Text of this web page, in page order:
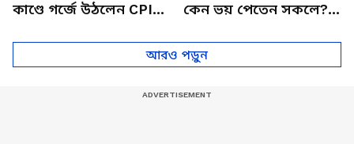
কাণ্ডে গর্জে উঠলেন CPIM
কেন ভয় পেতেন সকলে?
ঘোষ?
আরও পড়ুন